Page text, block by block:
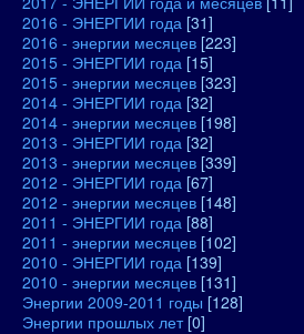
2016 - ЭНЕРГИИ года [31]
2016 - энергии месяцев [223]
2015 - ЭНЕРГИИ года [15]
2015 - энергии месяцев [323]
2014 - ЭНЕРГИИ года [32]
2014 - энергии месяцев [198]
2013 - ЭНЕРГИИ года [32]
2013 - энергии месяцев [339]
2012 - ЭНЕРГИИ года [67]
2012 - энергии месяцев [148]
2011 - ЭНЕРГИИ года [88]
2011 - энергии месяцев [102]
2010 - ЭНЕРГИИ года [139]
2010 - энергии месяцев [131]
Энергии 2009-2011 годы [128]
Энергии прошлых лет [0]